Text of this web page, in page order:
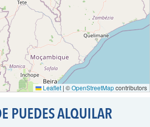
Leaflet | ©OpenStreetMapcontributors
PUEDES ALQUILAR